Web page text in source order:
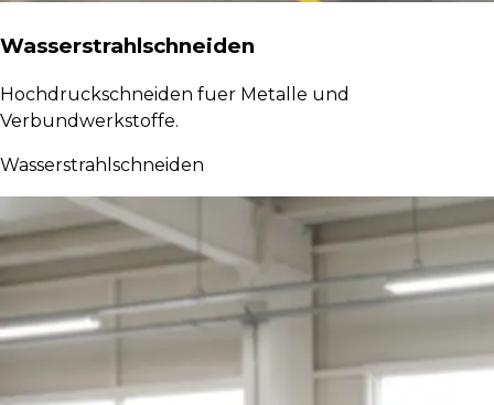
Wasserstrahlschneiden
Hochdruckschneiden fuer Metalle und
Verbundwerkstoffe.
Wasserstrahlschneiden